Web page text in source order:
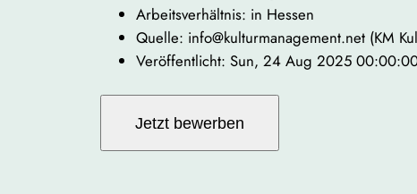
Arbeitsverhältnis: in Hessen
Quelle: info@kulturmanagement.net (KM
Veröffentlicht: Sun, 24 Aug 2025